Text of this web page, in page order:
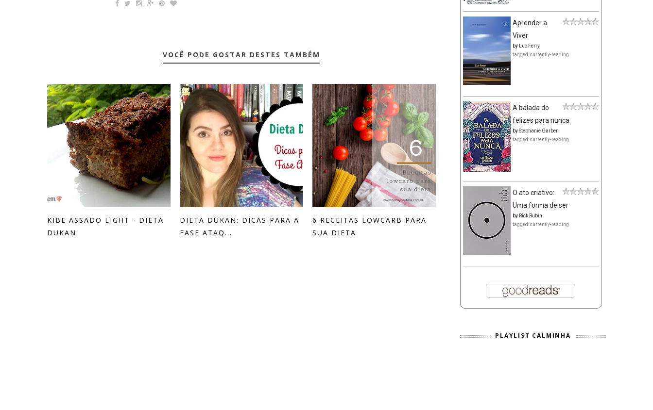
VOCÊ PODE GOSTAR DESTES TAMBÉM
KIBE ASSADO LIGHT - DIETA
DUKAN
DIETA DUKAN: DICAS PARA A
FASE ATAQ...
6 RECEITAS LOWCARB PARA
SUA DIETA
Aprender a
Viver
by
Luc Ferry
tagged: currently-reading
A balada do
felizes para nunca
byStephanie Garber
tagged: currently-reading
O ato criativo:
Uma forma de ser
by Rick Rubin
tagged: currently-reading
PLAYLIST CALMINHA